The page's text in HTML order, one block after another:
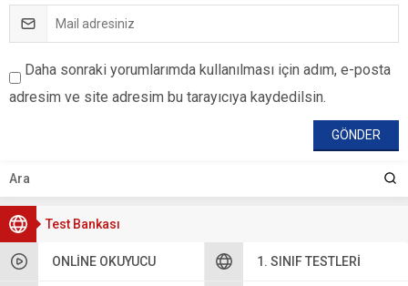
Test Bankası
ONLINE OKUYUCU 1. SINIF TESTLERI
Daha sonraki yorumlarımda kullanılması için adım, e-posta
adresim ve site adresim bu tarayıcıya kaydedilsin.